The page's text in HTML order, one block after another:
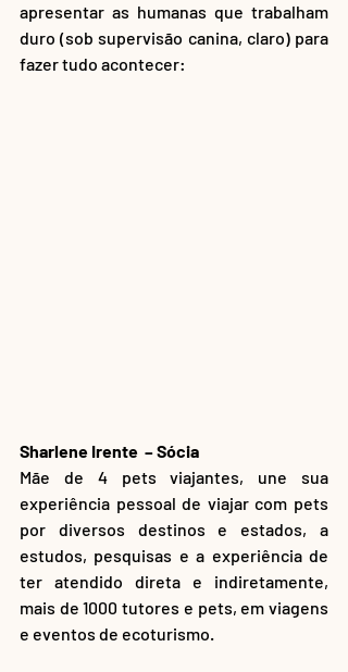
apresentar as humanas que trabalham
duro (sob supervisão canina, claro) para
fazer tudo acontecer:
Sharlene Irente  – Sócia
Mãe de 4 pets viajantes, une sua
experiência pessoal de viajar com pets
por diversos destinos e estados, a
estudos, pesquisas e a experiência de
ter atendido direta e indiretamente,
mais de 1000 tutores e pets, em viagens
e eventos de ecoturismo.